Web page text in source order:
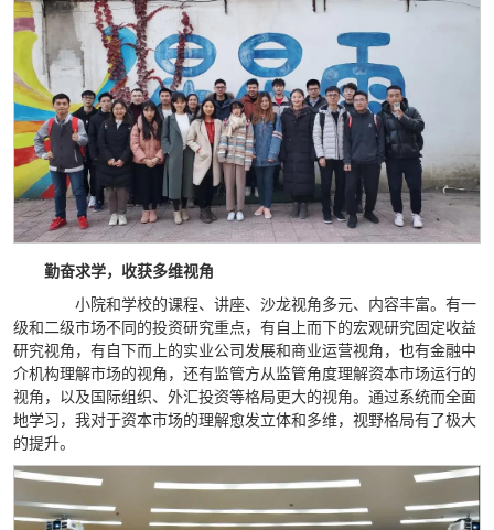
勤奋求学，收获多维视角
小院和学校的课程、讲座、沙龙视角多元、内容丰富。有一
级和二级市场不同的投资研究重点，有自上而下的宏观研究固定收益
研究视角，有自下而上的实业公司发展和商业运营视角，也有金融中
介机构理解市场的视角，还有监管方从监管角度理解资本市场运行的
视角，以及国际组织、外汇投资等格局更大的视角。通过系统而全面
地学习，我对于资本市场的理解愈发立体和多维，视野格局有了极大
的提升。